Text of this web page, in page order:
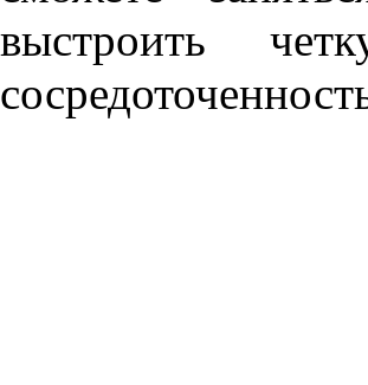
выстроить